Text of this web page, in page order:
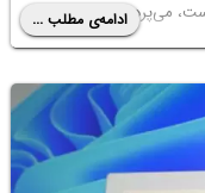
ادامه‌ی مطلب ...